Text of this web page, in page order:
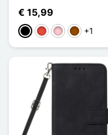
€ 15,99
ZwartRoodRozeBruin+1